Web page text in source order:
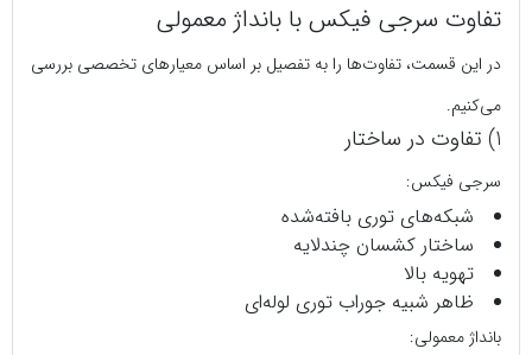
تفاوت سرجی‌ فیکس با بانداژ معمولی
در این قسمت، تفاوت‌ها را به تفصیل بر اساس معیارهای تخصصی بررسی
می‌کنیم.
1) تفاوت در ساختار
سرجی‌ فیکس:
شبکه‌های توری بافته‌شده
ساختار کشسان چندلایه
تهویه بالا
ظاهر شبیه جوراب توری لوله‌ای
بانداژ معمولی: